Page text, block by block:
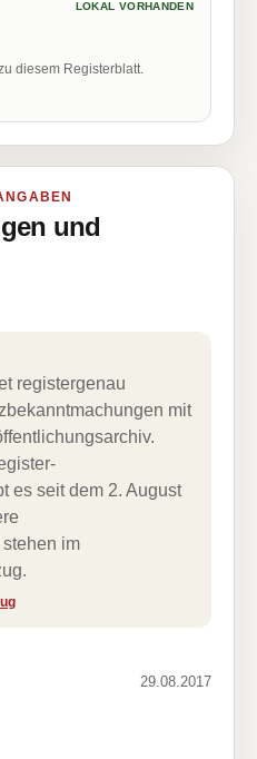
LOKAL VORHANDEN
diesem Registerblatt.
und
registergenau
mit
es seit dem 2. August
im
29.08.2017